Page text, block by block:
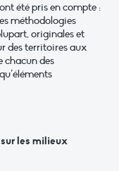
été pris en compte :
méthodologies
originales et
des territoires aux
chacun des
les milieux